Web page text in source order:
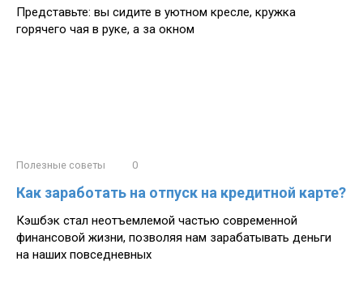
Представьте: вы сидите в уютном кресле, кружка
горячего чая в руке, а за окном
Полезные советы 0
Как заработать на отпуск на кредитной карте?
Кэшбэк стал неотъемлемой частью современной
финансовой жизни, позволяя нам зарабатывать деньги
на наших повседневных